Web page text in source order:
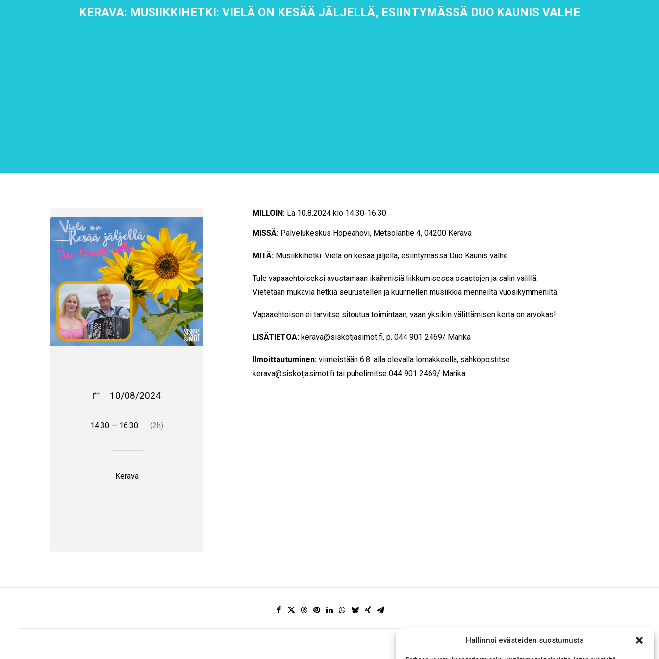
Hallinnoi evästeiden suostumusta
KERAVA: MUSIIKKIHETKI: VIELÄ ON KESÄÄ JÄLJELLÄ, ESIINTYMÄSSÄ DUO KAUNIS VALHE
MILLOIN: La 10.8.2024 klo 14.30-16.30
MISSÄ: Palvelukeskus Hopeahovi, Metsolantie 4,04200 Kerava
MITÄ: Musiikkihetki: Vielä on kesää jäljellä, esiintymässä Duo Kaunis valhe
Tule vapaaehtoiseksi avustamaan ikäihmisiä liikkumisessa osastojen ja salin välillä.
Vietetään mukavia hetkiä seurustellen ja kuunnellen musiikkia menneiltä vuosikymmeniltä.
Vapaaehtoisen ei tarvitse sitoutua toimintaan, vaan yksikin välittämisen kerta on arvokas!
LISÄTIETOA:kerava@siskotjasimot.fi, p. 044 901 2469/ Marika
Ilmoittautuminen:viimeistään 6.8. alla olevalla lomakkeella, sähköpostitse
kerava@siskotjasimot.fi tai puhelimitse044 901 2469/ Marika
10/08/2024
14:30 — 16:30 (2h)
Kerava